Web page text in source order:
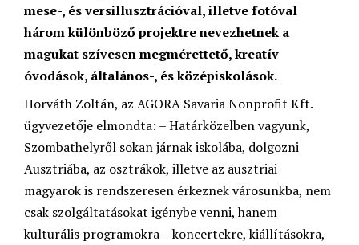
mese-, és versillusztrációval, illetve fotóval
három különböző projektre nevezhetnek a
magukat szívesen megmérettető, kreatív
óvodások, általános-, és középiskolások.
Horváth Zoltán, az AGORA Savaria Nonprofit Kft.
ügyvezetője elmondta: – Határközelben vagyunk,
Szombathelyről sokan járnak iskolába, dolgozni
Ausztriába, az osztrákok, illetve az ausztriai
magyarok is rendszeresen érkeznek városunkba, nem
csak szolgáltatásokat igénybe venni, hanem
kulturális programokra – koncertekre, kiállításokra,